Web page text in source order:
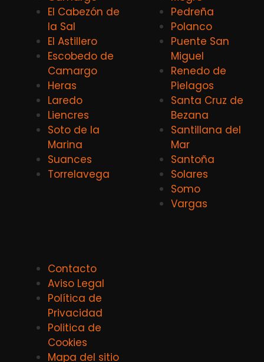
El Cabezón de
la Sal
El Astillero
Escobedo de
Camargo
Heras
Laredo
Liencres
Soto de la
Marina
Suances
Torrelavega
Pedreña
Polanco
Puente San
Miguel
Renedo de
Pielagos
Santa Cruz de
Bezana
Santillana del
Mar
Santoña
Solares
Somo
Vargas
Contacto
Aviso Legal
Política de
Privacidad
Politica de
Cookies
Mapa del sitio